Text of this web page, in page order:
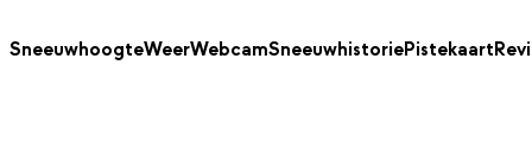
SneeuwhoogteWeerWebcamSneeuwhistoriePistekaart